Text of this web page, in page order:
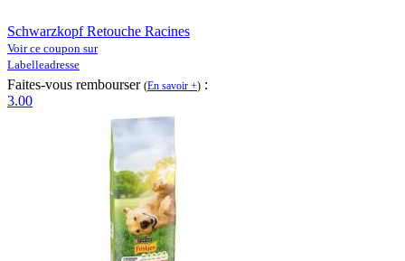
Schwarzkopf Retouche Racines
Voir ce coupon sur
Labelleadresse
Faites-vous rembourser (En savoir +) :
3.00